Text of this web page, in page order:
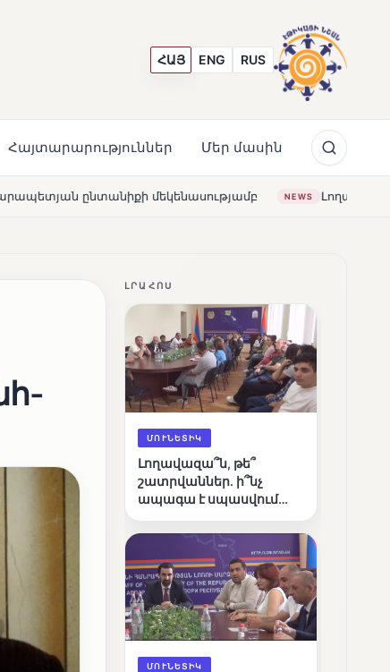
ՀԱՅ ENG RUS
Հայտարարություններ Մեր մասին
NEWS Լողավազա՞ն, թե՞ շատրվաններ. ի՞նչ
ԼՐԱՀՈՍ
ՄՈՒՆԵՏԻԿ
Լողավազա՞ն, թե՞
շատրվաններ. ի՞նչ
ապագա է սպասվում
լճին
ՄՈՒՆԵՏԻԿ